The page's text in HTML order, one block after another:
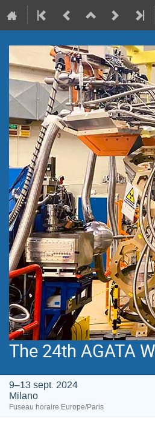
The 24th AGATA
9–13 sept. 2024
Milano
Fuseau horaire Europe/Paris